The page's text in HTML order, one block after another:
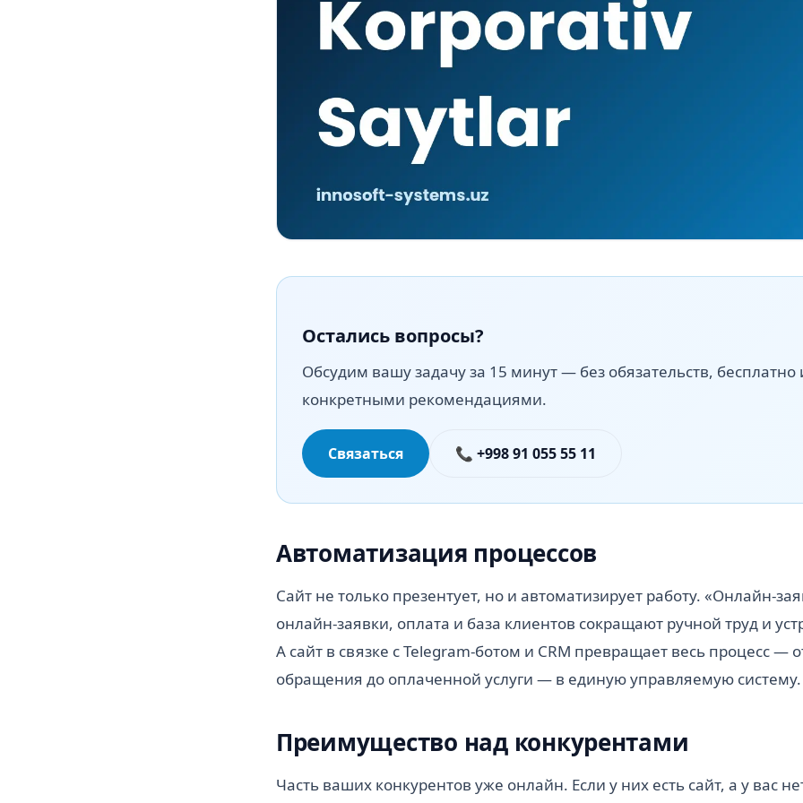
Остались вопросы?
Обсудим вашу задачу за 15 минут — без обязательств, бесплатно
конкретными рекомендациями.
Связаться 📞 +998 91 055 55 11
Автоматизация процессов
Сайт не только презентует, но и автоматизирует работу. «Онлайн-
онлайн-заявки, оплата и база клиентов сокращают ручной труд и
А сайт в связке с Telegram-ботом и CRM превращает весь процесс —
обращения до оплаченной услуги — в единую управляемую систему.
Преимущество над конкурентами
Часть ваших конкурентов уже онлайн. Если у них есть сайт, а у вас